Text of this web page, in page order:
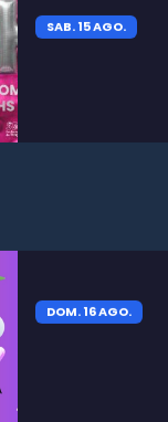
SAB. 15 AGO.
DOM. 16 AGO.